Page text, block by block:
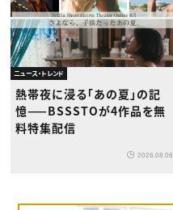
ニュース・トレンド
熱帯夜に浸る「あの夏」の記
憶——BSSSTOが4作品を無
料特集配信
2026.08.06